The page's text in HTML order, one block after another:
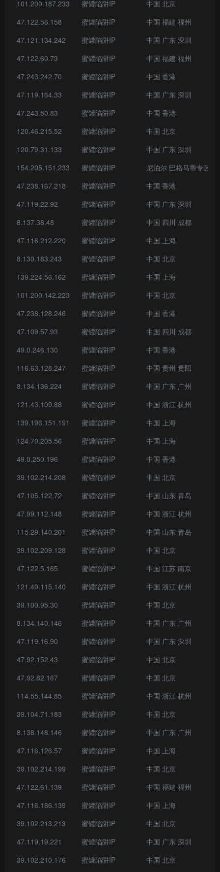
101.200.187.233 蜜罐陷阱IP
中国 北京
47.122.56.158
蜜罐陷阱IP
中国 福建 福州
47.121.134.242
蜜罐陷阱IP
中国 广东 深圳
47.122.60.73
蜜罐陷阱IP
中国 福建 福州
47.243.242.70
蜜罐陷阱IP
中国 香港
47.119.164.33
蜜罐陷阱IP
中国 广东 深圳
47.243.50.83
蜜罐陷阱IP
中国 香港
120.46.215.52
蜜罐陷阱IP
中国 北京
120.79.31.133
蜜罐陷阱IP
中国 广东 深圳
154.205.151.233
蜜罐陷阱IP
尼泊尔 巴格马蒂专区
47.238.167.218
蜜罐陷阱IP
中国 香港
47.119.22.92
蜜罐陷阱IP
中国 广东 深圳
8.137.38.48
蜜罐陷阱IP
中国 四川 成都
47.116.212.220
蜜罐陷阱IP
中国 上海
8.130.183.243
蜜罐陷阱IP
中国 北京
139.224.56.162
蜜罐陷阱IP
中国 上海
101.200.142.223
蜜罐陷阱IP
中国 北京
47.238.128.246
蜜罐陷阱IP
中国 香港
47.109.57.93
蜜罐陷阱IP
中国 四川 成都
49.0.246.130
蜜罐陷阱IP
中国 香港
116.63.128.247
蜜罐陷阱IP
中国 贵州 贵阳
8.134.136.224
蜜罐陷阱IP
中国 广东 广州
121.43.109.88
蜜罐陷阱IP
中国 浙江 杭州
139.196.151.191
蜜罐陷阱IP
中国 上海
124.70.205.56
蜜罐陷阱IP
中国 上海
49.0.250.196
蜜罐陷阱IP
中国 香港
39.102.214.208
蜜罐陷阱IP
中国 北京
47.105.122.72
蜜罐陷阱IP
中国 山东 青岛
47.99.112.148
蜜罐陷阱IP
中国 浙江 杭州
115.29.140.201
蜜罐陷阱IP
中国 山东 青岛
39.102.209.128
蜜罐陷阱IP
中国 北京
47.122.5.165
蜜罐陷阱IP
中国 江苏 南京
121.40.115.140
蜜罐陷阱IP
中国 浙江 杭州
39.100.95.30
蜜罐陷阱IP
中国 北京
8.134.140.146
蜜罐陷阱IP
中国 广东 广州
47.119.16.90
蜜罐陷阱IP
中国 广东 深圳
47.92.152.43
蜜罐陷阱IP
中国 北京
47.92.82.167
蜜罐陷阱IP
中国 北京
114.55.144.85
蜜罐陷阱IP
中国 浙江 杭州
39.104.71.183
蜜罐陷阱IP
中国 北京
8.138.148.146
蜜罐陷阱IP
中国 广东 广州
47.116.126.57
蜜罐陷阱IP
中国 上海
39.102.214.199
蜜罐陷阱IP
中国 北京
47.122.61.139
蜜罐陷阱IP
中国 福建 福州
47.116.186.139
蜜罐陷阱IP
中国 上海
39.102.213.213
蜜罐陷阱IP
中国 北京
47.119.19.221
蜜罐陷阱IP
中国 广东 深圳
39.102.210.176
蜜罐陷阱IP
中国 北京